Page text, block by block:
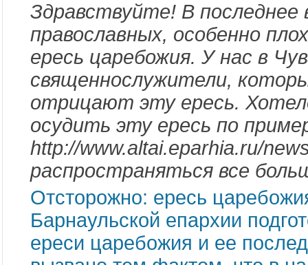
Здравствуйте! В последнее
православных, особенно
ересь царебожия. У нас в
священнослужители,
отрицают эту ересь.
осудить эту ересь по
http://www.altai.eparhia.ru/
распространяться все
Отсторожно: ересь
Барнаульской епархии
ереси царебожия и ее